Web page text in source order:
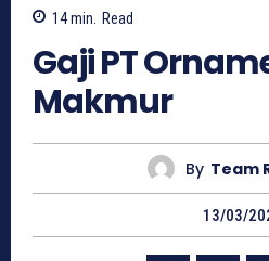
14min. Read
Gaji PT
Makmur
By Team
13/03/